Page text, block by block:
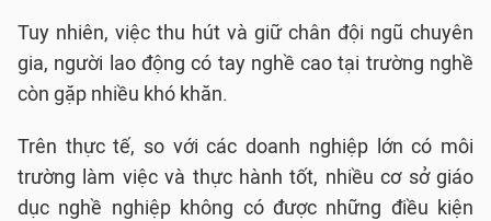
Tuy nhiên, việc thu hút và giữ chân đội ngũ chuyên
gia, người lao động có tay nghề cao tại trường nghề
còn gặp nhiều khó khăn.
Trên thực tế, so với các doanh nghiệp lớn có môi
trường làm việc và thực hành tốt, nhiều cơ sở giáo
dục nghề nghiệp không có được những điều kiện